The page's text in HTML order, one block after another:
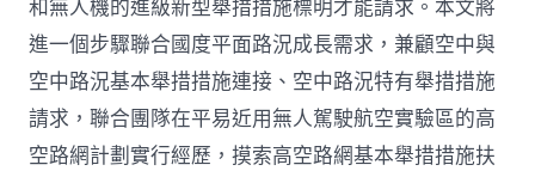
和無人機的進級新型舉措措施標明才能請求。本文將
進一個步驟聯合國度平面路況成長需求，兼顧空中與
空中路況基本舉措措施連接、空中路況特有舉措措施
請求，聯合團隊在平易近用無人駕駛航空實驗區的高
空路網計劃實行經歷，摸索高空路網基本舉措措施扶